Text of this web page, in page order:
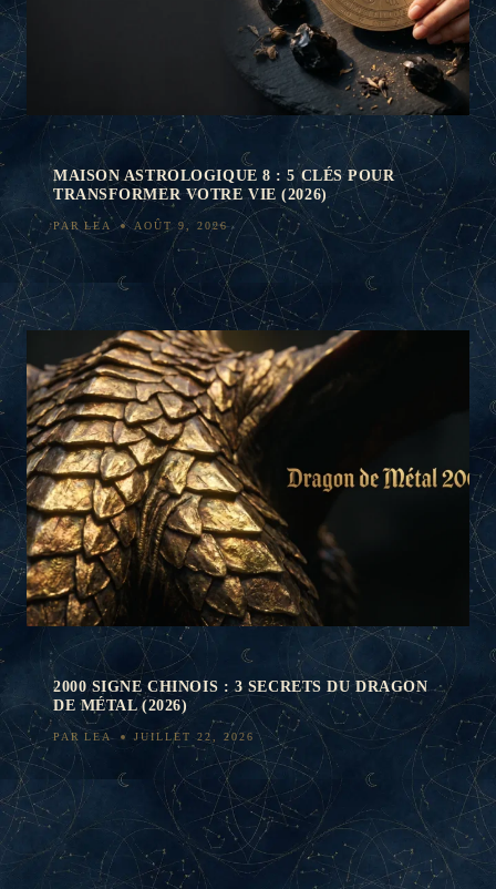
MAISON ASTROLOGIQUE 8 : 5 CLÉS POUR
TRANSFORMER VOTRE VIE (2026)
PAR LEA AOÛT 9, 2026
2000 SIGNE CHINOIS : 3 SECRETS DU DRAGON
DE MÉTAL (2026)
PAR LEA JUILLET 22, 2026